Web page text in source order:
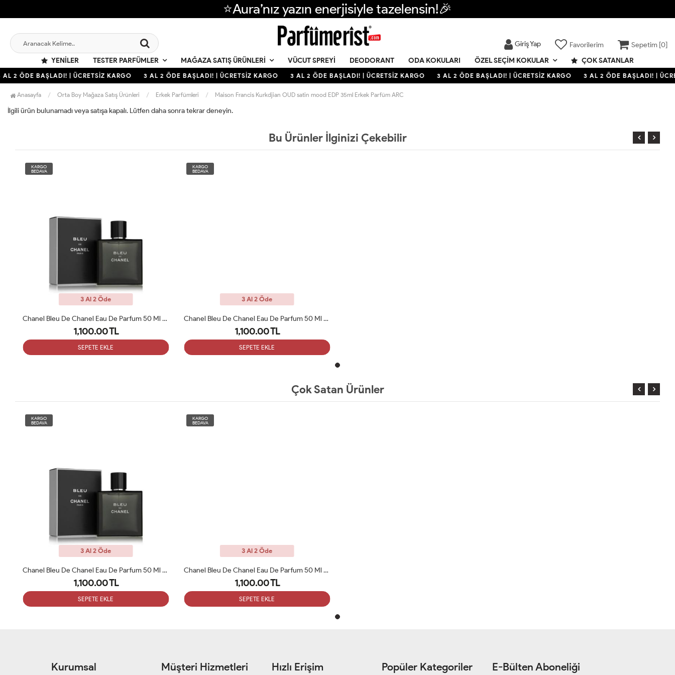
⭐Aura’nız yazın enerjisiyle tazelensin!🎉
Giriş Yap Favorilerim Sepetim [0]
YENILER
TESTER PARFÜMLER MAĞAZA SATIŞ ÜRÜNLERI VÜCUT SPREYI DEODORANT ODA KOKULARI ÖZEL SEÇIM KOKULAR ÇOK SATANLAR
2 ÖDE BAŞLADI! | ÜCRETSİZ KARGO 3 AL 2 ÖDE BAŞLADI! | ÜCRETSİZ KARGO 3 AL 2 ÖDE BAŞLADI! | ÜCRETSİZ KARGO 3 AL 2 ÖDE BAŞLADI! | ÜCRETSİZ KARGO 3 AL 2 ÖDE BAŞLADI! |
Anasayfa Orta Boy Mağaza Satış Ürünleri Erkek Parfümleri Maison Francis Kurkdjian OUD satin mood EDP 35ml Erkek Parfüm ARC
İlgili ürün bulunamadı veya satışa kapalı. Lütfen daha sonra tekrar deneyin.
Bu Ürünler İlginizi Çekebilir
KARGO
BEDAVA
3 Al 2 Öde
Chanel Bleu De Chanel Eau De Parfum 50 Ml Erkek Parfüm ARC
1,100.00 TL
SEPETE EKLE
KARGO
BEDAVA
3 Al 2 Öde
Chanel Bleu De Chanel Eau De Parfum 50 Ml Erkek Parfüm ARC
1,100.00 TL
SEPETE EKLE
Çok Satan Ürünler
KARGO
BEDAVA
3 Al 2 Öde
Chanel Bleu De Chanel Eau De Parfum 50 Ml Erkek Parfüm ARC
1,100.00 TL
SEPETE EKLE
KARGO
BEDAVA
3 Al 2 Öde
Chanel Bleu De Chanel Eau De Parfum 50 Ml Erkek Parfüm ARC
1,100.00 TL
SEPETE EKLE
Kurumsal Müşteri Hizmetleri Hızlı Erişim Popüler Kategoriler E-Bülten Aboneliği